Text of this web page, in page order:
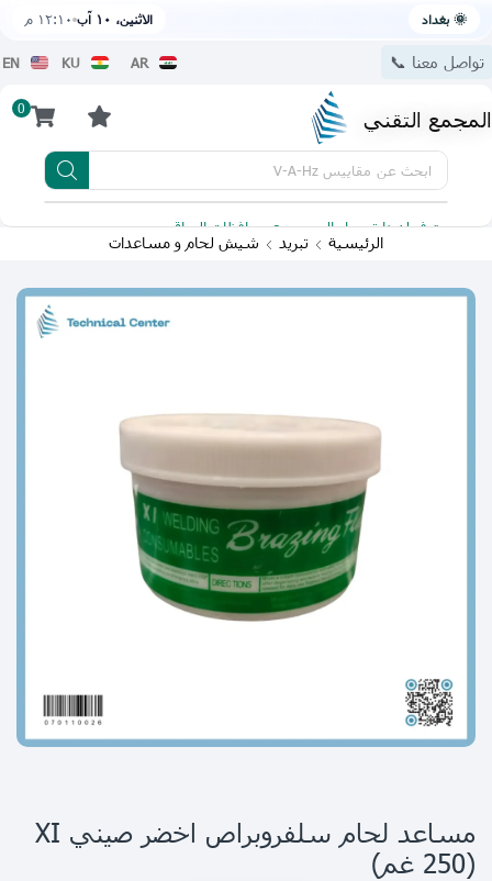
🌞 بغداد الاثنين، ١٠ آب ١٢:١٠ م
تواصل معنا 📞 AR
KU
EN
المجمع التقني 0
ابحث عن مقاييس V-A-Hz
يتوفر لدينا توصيل الى جميع محافظات العراق
الرئيسية تبريد شيش لحام و مساعدات
مساعد لحام سلفروبراص اخضر صيني XI
(250 غم)